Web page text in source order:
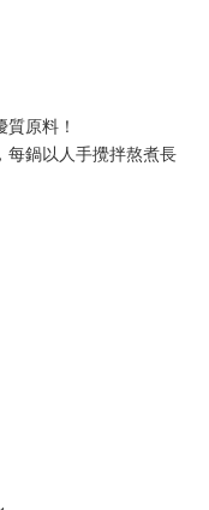
原料！
每鍋以人手攪拌熬煮長